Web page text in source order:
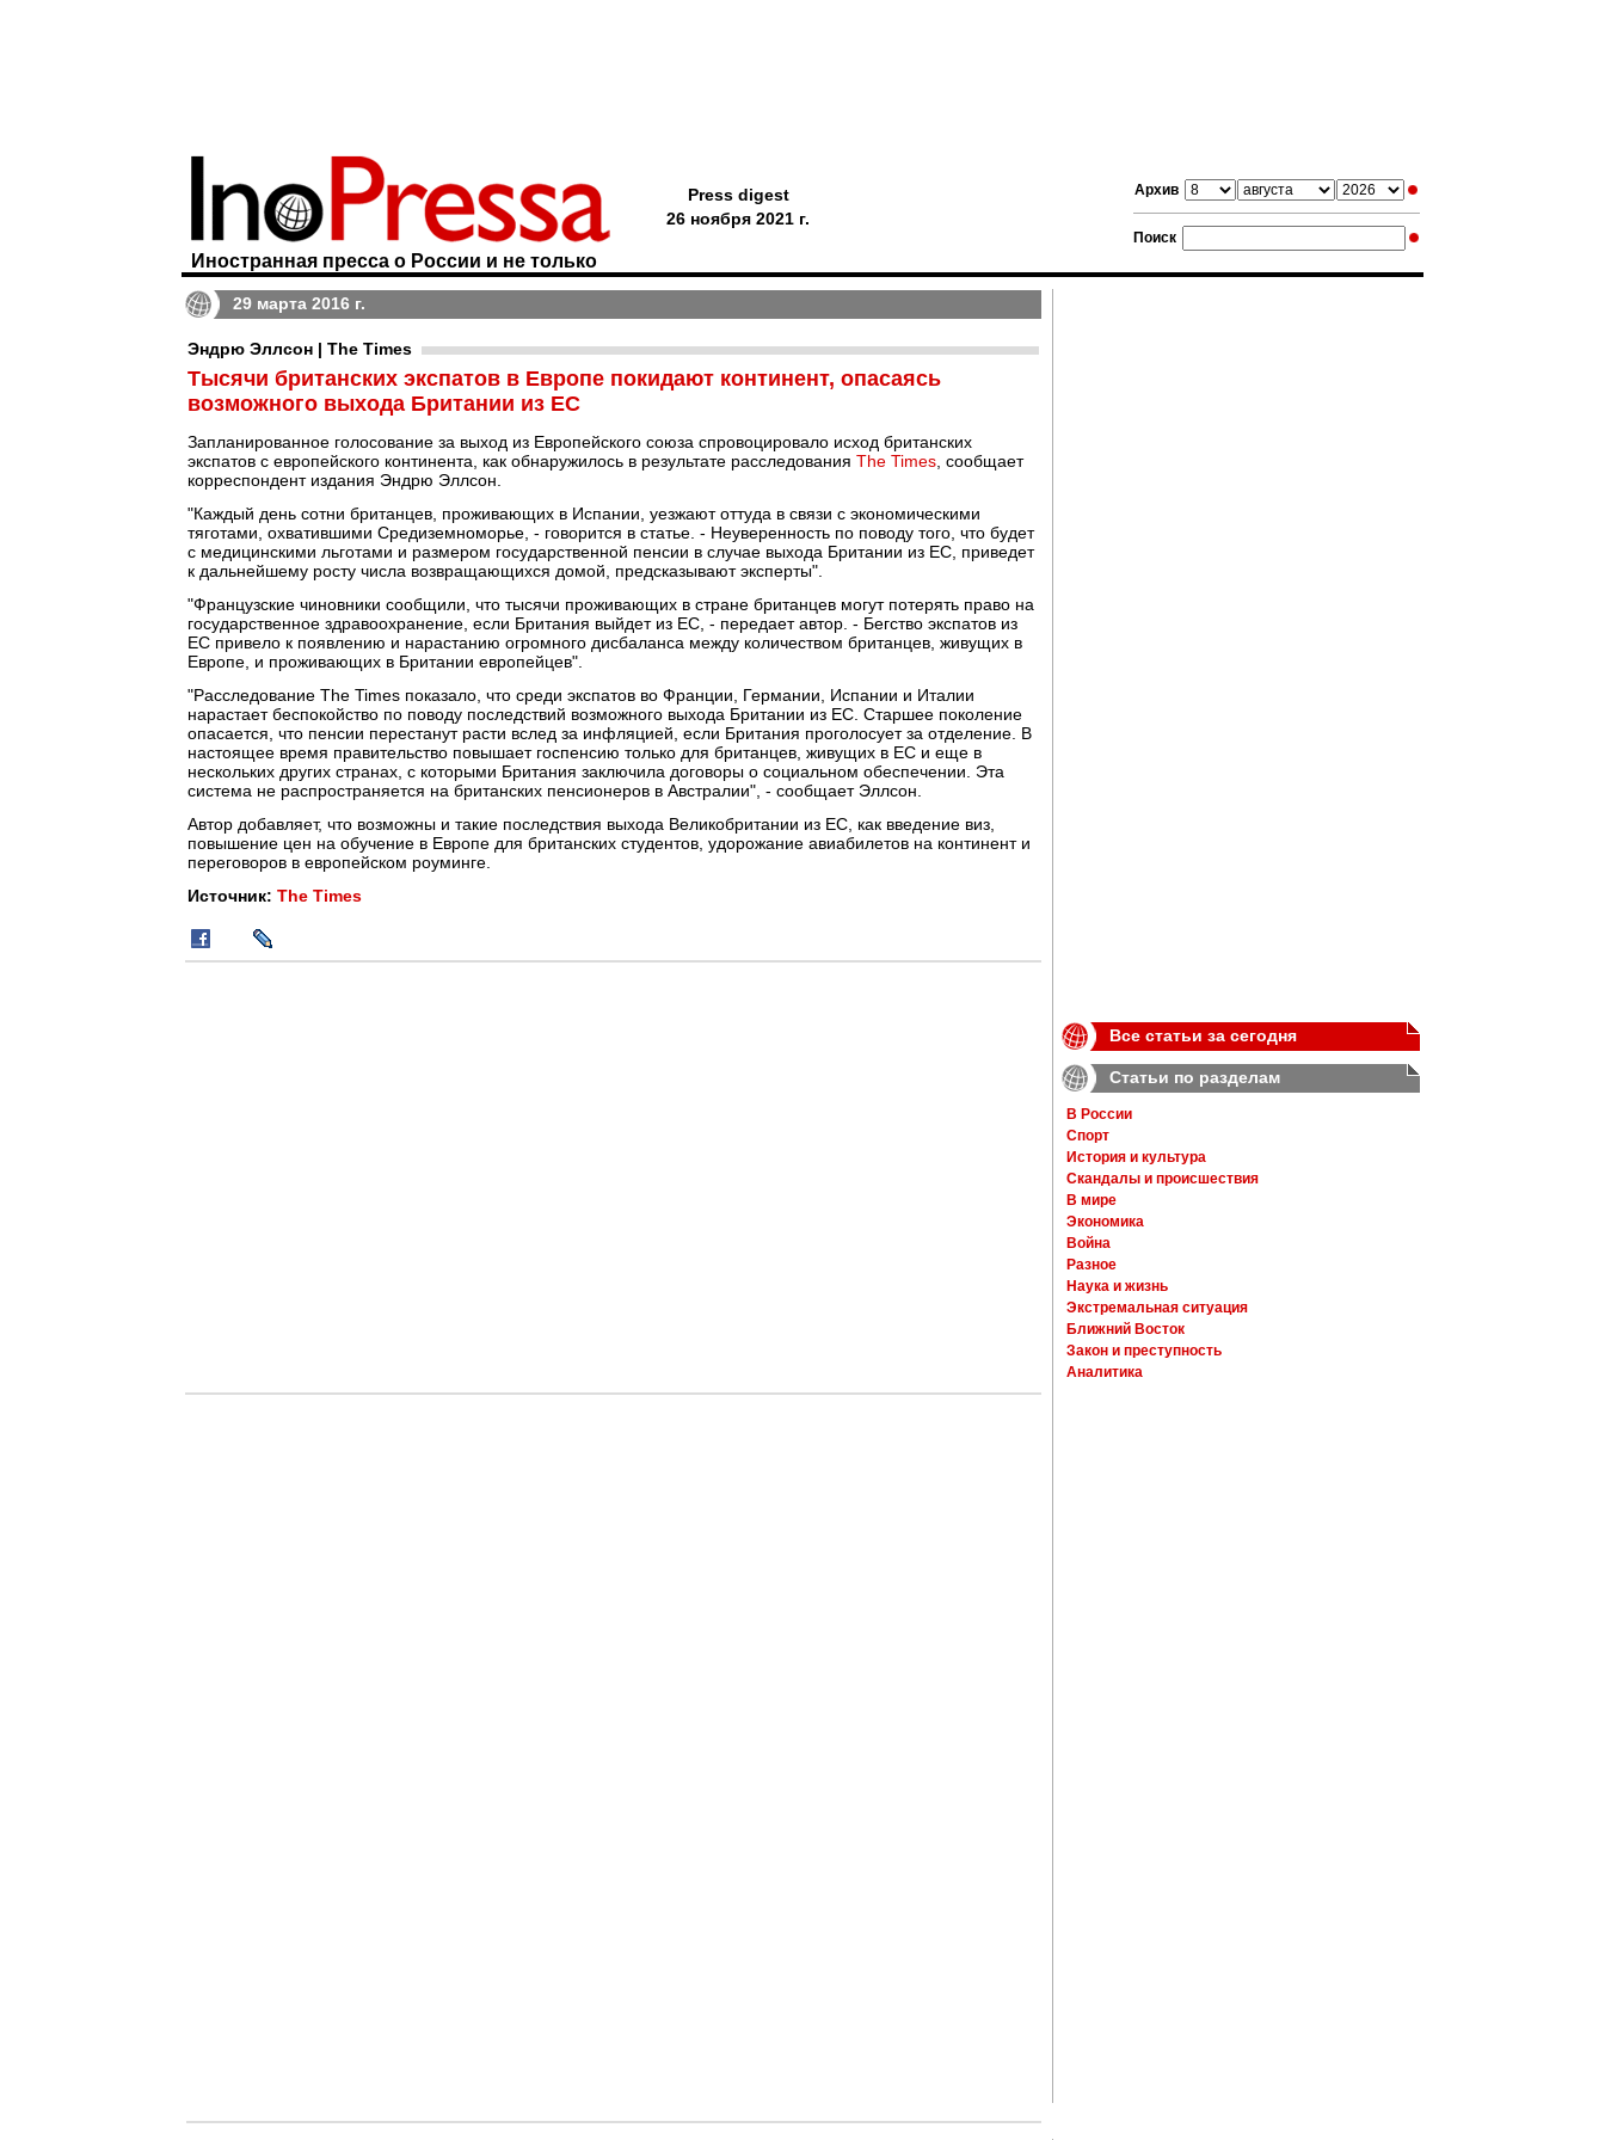
Архив
Поиск
Иностранная пресса о России и не только
Press digest
26 ноября 2021 г.
29 марта 2016 г.
Эндрю Эллсон | The Times
Тысячи британских экспатов в Европе покидают континент, опасаясь
возможного выхода Британии из ЕС
Запланированное голосование за выход из Европейского союза спровоцировало исход британских
экспатов с европейского континента, как обнаружилось в результате расследования The Times , сообщает
корреспондент издания Эндрю Эллсон.
"Каждый день сотни британцев, проживающих в Испании, уезжают оттуда в связи с экономическими
тяготами, охватившими Средиземноморье, - говорится в статье. - Неуверенность по поводу того, что будет
с медицинскими льготами и размером государственной пенсии в случае выхода Британии из ЕС, приведет
к дальнейшему росту числа возвращающихся домой, предсказывают эксперты".
"Французские чиновники сообщили, что тысячи проживающих в стране британцев могут потерять право на
государственное здравоохранение, если Британия выйдет из ЕС, - передает автор. - Бегство экспатов из
ЕС привело к появлению и нарастанию огромного дисбаланса между количеством британцев, живущих в
Европе, и проживающих в Британии европейцев".
"Расследование The Times показало, что среди экспатов во Франции, Германии, Испании и Италии
нарастает беспокойство по поводу последствий возможного выхода Британии из ЕС. Старшее поколение
опасается, что пенсии перестанут расти вслед за инфляцией, если Британия проголосует за отделение. В
настоящее время правительство повышает госпенсию только для британцев, живущих в ЕС и еще в
нескольких других странах, с которыми Британия заключила договоры о социальном обеспечении. Эта
система не распространяется на британских пенсионеров в Австралии", - сообщает Эллсон.
Автор добавляет, что возможны и такие последствия выхода Великобритании из ЕС, как введение виз,
повышение цен на обучение в Европе для британских студентов, удорожание авиабилетов на континент и
переговоров в европейском роуминге.
Источник: The Times
Все статьи за сегодня
Статьи по разделам
В России
Спорт
История и культура
Скандалы и происшествия
В мире
Экономика
Война
Разное
Наука и жизнь
Экстремальная ситуация
Ближний Восток
Закон и преступность
Аналитика